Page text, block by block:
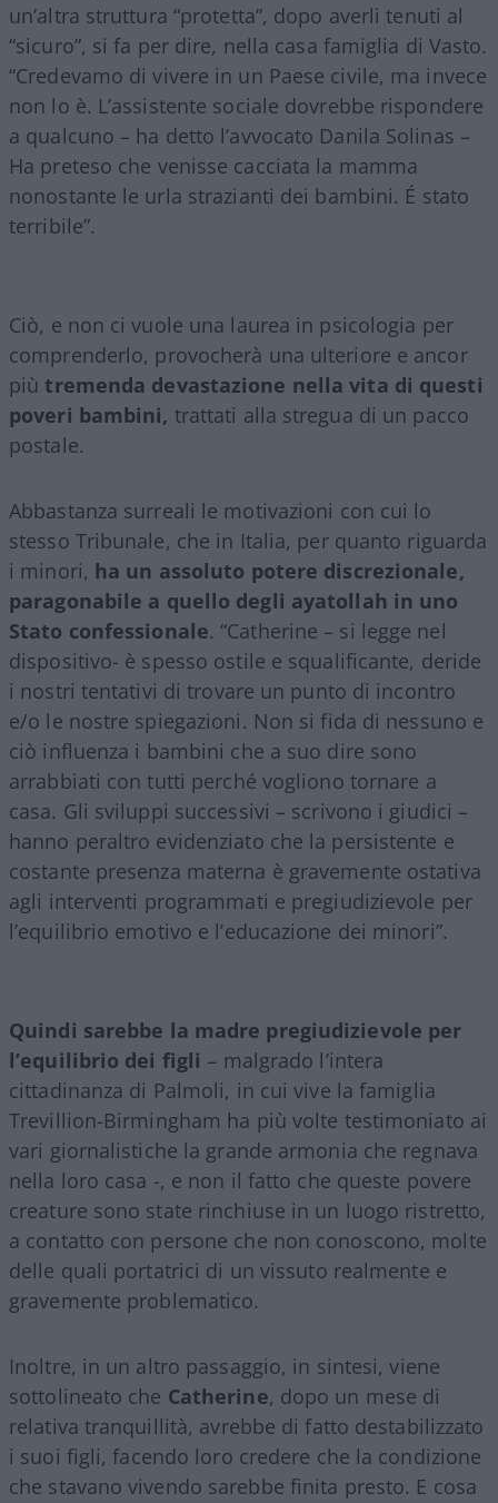
un’altra struttura “protetta”, dopo averli tenuti al
“sicuro”, si fa per dire, nella casa famiglia di Vasto.
“Credevamo di vivere in un Paese civile, ma invece
non lo è. L’assistente sociale dovrebbe rispondere
a qualcuno – ha detto l’avvocato Danila Solinas –
Ha preteso che venisse cacciata la mamma
nonostante le urla strazianti dei bambini. É stato
terribile”.
Ciò, e non ci vuole una laurea in psicologia per
comprenderlo, provocherà una ulteriore e ancor
piùtremenda devastazione nella vita di questi
poveri bambini, trattati alla stregua di un pacco
postale.
Abbastanza surreali le motivazioni con cui lo
stesso Tribunale, che in Italia, per quanto riguarda
i minori, ha un assoluto potere discrezionale,
paragonabile a quello degli ayatollah in uno
Stato confessionale. “Catherine – si legge nel
dispositivo- è spesso ostile e squalificante, deride
i nostri tentativi di trovare un punto di incontro
e/o le nostre spiegazioni. Non si fida di nessuno e
ciò influenza i bambini che a suo dire sono
arrabbiati con tutti perché vogliono tornare a
casa. Gli sviluppi successivi – scrivono i giudici –
hanno peraltro evidenziato che la persistente e
costante presenza materna è gravemente ostativa
agli interventi programmati e pregiudizievole per
l’equilibrio emotivo e l’educazione dei minori”.
Quindi sarebbe la madre pregiudizievole per
l’equilibrio dei figli – malgrado l’intera
cittadinanza di Palmoli, in cui vive la famiglia
Trevillion-Birmingham ha più volte testimoniato ai
vari giornalistiche la grande armonia che regnava
nella loro casa -, e non il fatto che queste povere
creature sono state rinchiuse in un luogo ristretto,
a contatto con persone che non conoscono, molte
delle quali portatrici di un vissuto realmente e
gravemente problematico.
Inoltre, in un altro passaggio, in sintesi, viene
sottolineato che Catherine, dopo un mese di
relativa tranquillità, avrebbe di fatto destabilizzato
i suoi figli, facendo loro credere che la condizione
che stavano vivendo sarebbe finita presto. E cosa